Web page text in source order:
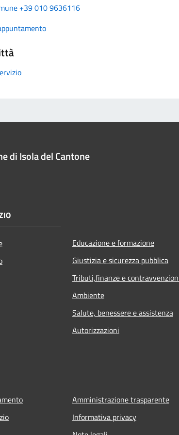
+39 010 9636116
di Isola del Cantone
Educazione e formazione
Giustizia e sicurezza pubblica
Tributi,finanze e
Ambiente
Salute, benessere e assistenza
Autorizzazioni
Amministrazione trasparente
Informativa privacy